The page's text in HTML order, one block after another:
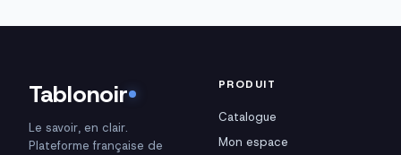
Tablonoir
Le savoir, en clair.
Plateforme française de
PRODUIT
Catalogue
Mon espace